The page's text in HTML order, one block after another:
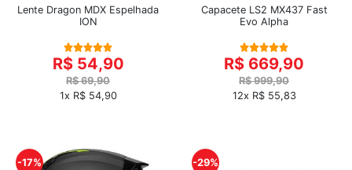
Lente Dragon MDX Espelhada
ION
R$ 54,90
R$ 69,90
1x R$ 54,90
Capacete LS2 MX437 Fast
Evo Alpha
R$ 669,90
R$ 999,90
12x R$ 55,83
-17% -29%